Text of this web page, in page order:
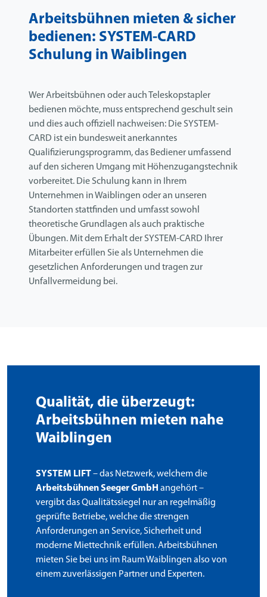
Arbeitsbühnen mieten & sicher
bedienen: SYSTEM-CARD
Schulung in Waiblingen
Wer Arbeitsbühnen oder auch Teleskopstapler
bedienen möchte, muss entsprechend geschult sein
und dies auch offiziell nachweisen: Die SYSTEM-
CARD ist ein bundesweit anerkanntes
Qualifizierungsprogramm, das Bediener umfassend
auf den sicheren Umgang mit Höhenzugangstechnik
vorbereitet. Die Schulung kann in Ihrem
Unternehmen in Waiblingen oder an unseren
Standorten stattfinden und umfasst sowohl
theoretische Grundlagen als auch praktische
Übungen. Mit dem Erhalt der SYSTEM-CARD Ihrer
Mitarbeiter erfüllen Sie als Unternehmen die
gesetzlichen Anforderungen und tragen zur
Unfallvermeidung bei.
Qualität, die überzeugt:
Arbeitsbühnen mieten nahe
Waiblingen
SYSTEM LIFT– das Netzwerk, welchem die
Arbeitsbühnen Seeger GmbH angehört –
vergibt das Qualitätssiegel nur an regelmäßig
geprüfte Betriebe, welche die strengen
Anforderungen an Service, Sicherheit und
moderne Miettechnik erfüllen. Arbeitsbühnen
mieten Sie bei uns im Raum Waiblingen also von
einem zuverlässigen Partner und Experten.